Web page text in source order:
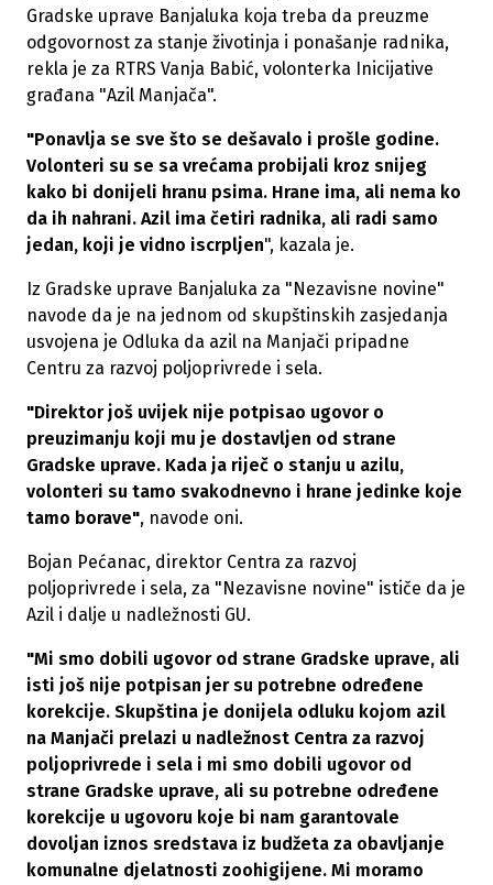
Gradske uprave Banjaluka koja treba da preuzme
odgovornost za stanje životinja i ponašanje radnika,
rekla je za RTRS Vanja Babić, volonterka Inicijative
građana "Azil Manjača".
"Ponavlja se sve što se dešavalo i prošle godine.
Volonteri su se sa vrećama probijali kroz snijeg
kako bi donijeli hranu psima. Hrane ima, ali nema ko
da ih nahrani. Azil ima četiri radnika, ali radi samo
jedan, koji je vidno iscrpljen", kazala je.
Iz Gradske uprave Banjaluka za "Nezavisne novine"
navode da je na jednom od skupštinskih zasjedanja
usvojena je Odluka da azil na Manjači pripadne
Centru za razvoj poljoprivrede i sela.
"Direktor još uvijek nije potpisao ugovor o
preuzimanju koji mu je dostavljen od strane
Gradske uprave. Kada ja riječ o stanju u azilu,
volonteri su tamo svakodnevno i hrane jedinke koje
tamo borave", navode oni.
Bojan Pećanac, direktor Centra za razvoj
poljoprivrede i sela, za "Nezavisne novine" ističe da je
Azil i dalje u nadležnosti GU.
"Mi smo dobili ugovor od strane Gradske uprave, ali
isti još nije potpisan jer su potrebne određene
korekcije. Skupština je donijela odluku kojom azil
na Manjači prelazi u nadležnost Centra za razvoj
poljoprivrede i sela i mi smo dobili ugovor od
strane Gradske uprave, ali su potrebne određene
korekcije u ugovoru koje bi nam garantovale
dovoljan iznos sredstava iz budžeta za obavljanje
komunalne djelatnosti zoohigijene. Mi moramo